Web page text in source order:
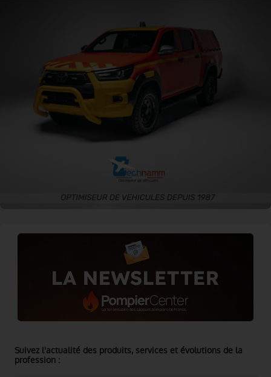
Suivez l'actualité des produits, services et évolutions de la
profession :